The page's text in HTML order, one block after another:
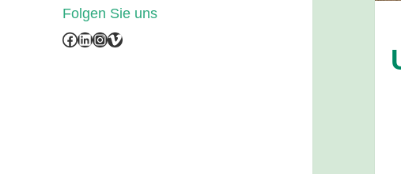
Folgen Sie uns
Facebook
LinkedIn
Instagram
Vimeo